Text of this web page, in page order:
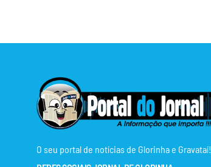
O seu portal de notícias de Glorinha e Gravataí!